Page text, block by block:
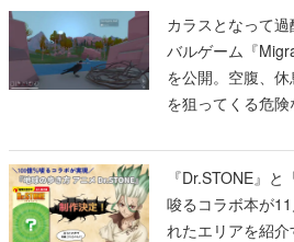
カラスとなって
バルゲーム『
を公開。空腹、
を狙ってくる危
『Dr.STONE』
唆るコラボ本が
れたエリアを紹